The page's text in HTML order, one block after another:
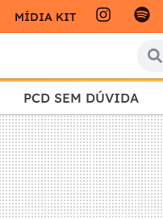
MÍDIA KIT
PCD SEM DÚVIDA